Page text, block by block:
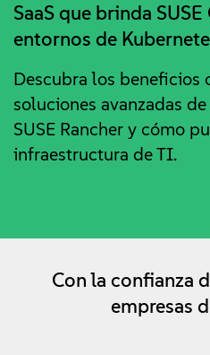
SaaS que brinda
entornos de
Descubra los beneficios
soluciones avanzadas
SUSE Rancher y cómo
infraestructura de TI.
Con la confianza
empresas